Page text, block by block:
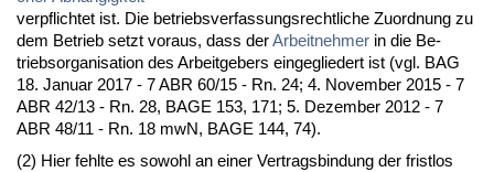
ver­pflich­tet ist. Die be­triebs­ver­fas­sungs­recht­li­che Zu­ord­nung zu
dem Be­trieb setzt vor­aus, dass derAr­beit­neh­mer in die Be­
triebs­or­ga­ni­sa­ti­on des Ar­beit­ge­bers ein­ge­glie­dert ist (vgl. BAG
18. Ja­nu­ar 2017 - 7 ABR 60/15 - Rn. 24; 4. No­vem­ber 2015 - 7
ABR 42/13 - Rn. 28, BA­GE 153, 171; 5. De­zem­ber 2012 - 7
ABR 48/11 - Rn. 18 mwN, BA­GE 144, 74).
(2) Hier fehl­te es so­wohl an ei­ner Ver­trags­bin­dung der frist­los